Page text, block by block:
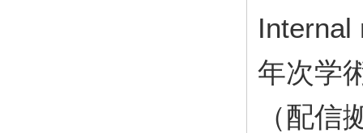
年次学
（配